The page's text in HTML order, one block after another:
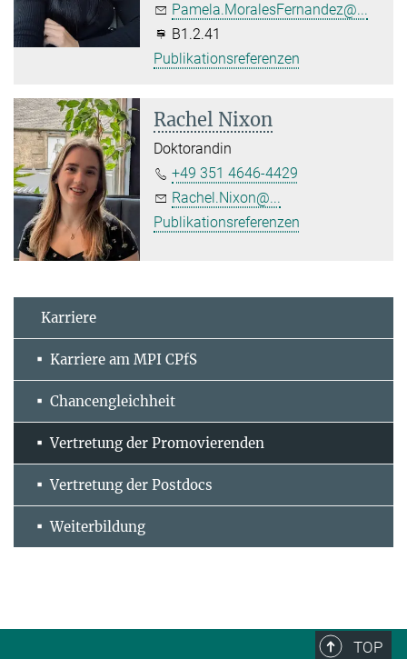
Pamela.MoralesFernandez@...
B1.2.41
Publikationsreferenzen
Rachel Nixon
Doktorandin
+49 351 4646-4429
Rachel.Nixon@...
Publikationsreferenzen
Karriere
Karriere am MPI CPfS
Chancengleichheit
Vertretung der Promovierenden
Vertretung der Postdocs
Weiterbildung
TOP